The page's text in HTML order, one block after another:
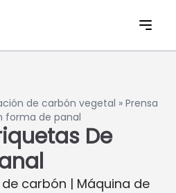
de carbón vegetal » Prensa
forma de panal
De
carbón | Máquina de